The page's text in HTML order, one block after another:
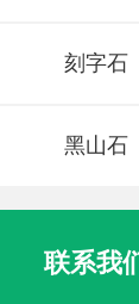
刻字石
黑山石
联系我